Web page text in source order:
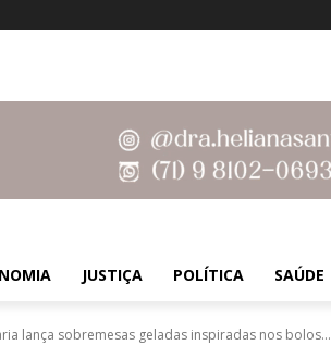
JUSTIÇA POLÍTICA SAÚDE
lança sobremesas geladas inspiradas nos bolos...